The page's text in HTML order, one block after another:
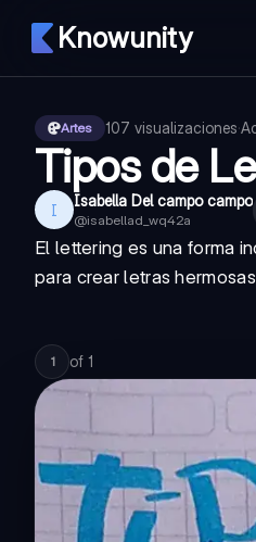
Knowunity
Artes 107 visualizaciones·
Tipos de
I Isabella Del campo campo
@isabellad_wq42a
El lettering es una forma
para crear letras
1 of 1